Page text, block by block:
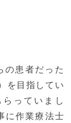
の患者だった
を目指してい
っていまし
に作業療法士